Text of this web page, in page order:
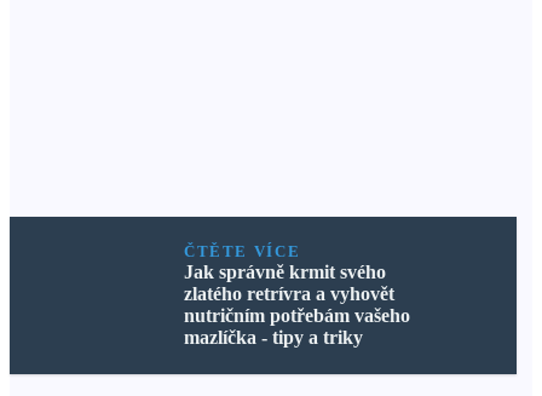
ČTĚTE VÍCE
Jak správně krmit svého
zlatého retrívra a vyhovět
nutričním potřebám vašeho
mazlíčka - tipy a triky